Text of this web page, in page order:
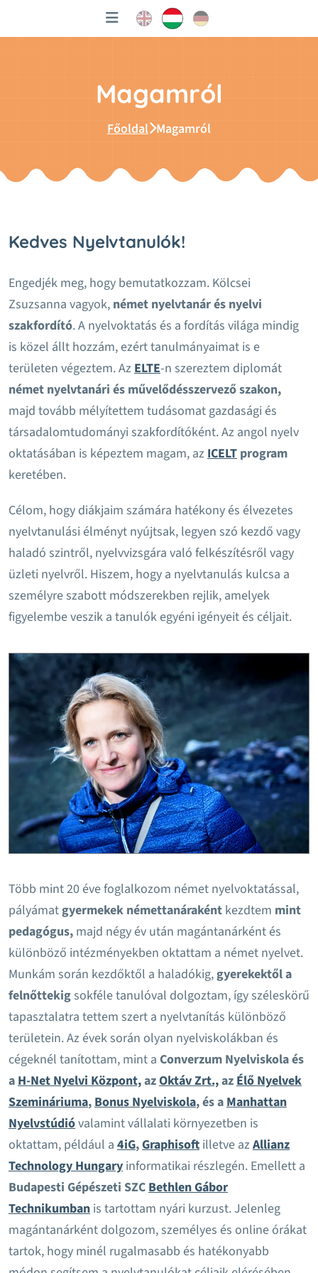
Magamról
Főoldal Magamról
Kedves Nyelvtanulók!
Engedjék meg, hogy bemutatkozzam. Kölcsei
Zsuzsanna vagyok, német nyelvtanár és nyelvi
szakfordító. A nyelvoktatás és a fordítás világa mindig
is közel állt hozzám, ezért tanulmányaimat is e
területen végeztem. AzELTE-n szereztem diplomát
német nyelvtanári és művelődésszervező szakon,
majd tovább mélyítettem tudásomat gazdasági és
társadalomtudományi szakfordítóként. Az angol nyelv
oktatásában is képeztem magam, azICELT program
keretében.
Célom, hogy diákjaim számára hatékony és élvezetes
nyelvtanulási élményt nyújtsak, legyen szó kezdő vagy
haladó szintről, nyelvvizsgára való felkészítésről vagy
üzleti nyelvről. Hiszem, hogy a nyelvtanulás kulcsa a
személyre szabott módszerekben rejlik, amelyek
figyelembe veszik a tanulók egyéni igényeit és céljait.
Több mint 20 éve foglalkozom német nyelvoktatással,
pályámatgyermekek némettanáraként kezdtem mint
pedagógus, majd négy év után magántanárként és
különböző intézményekben oktattam a német nyelvet.
Munkám során kezdőktől a haladókig,gyerekektől a
felnőttekigsokféle tanulóval dolgoztam, így széleskörű
tapasztalatra tettem szert a nyelvtanítás különböző
területein. Az évek során olyan nyelviskolákban és
cégeknél tanítottam, mint a Converzum Nyelviskola és
aH-Net Nyelvi Központ,azOktáv Zrt.,azÉlő Nyelvek
Szemináriuma,Bonus Nyelviskola, és aManhattan
Nyelvstúdióvalamint vállalati környezetben is
oktattam, például a 4iG,Graphisoft illetve azAllianz
Technology Hungary informatikai részlegén. Emellett a
Budapesti Gépészeti SZCBethlen Gábor
Technikumban is tartottam nyári kurzust. Jelenleg
magántanárként dolgozom, személyes és online órákat
tartok, hogy minél rugalmasabb és hatékonyabb